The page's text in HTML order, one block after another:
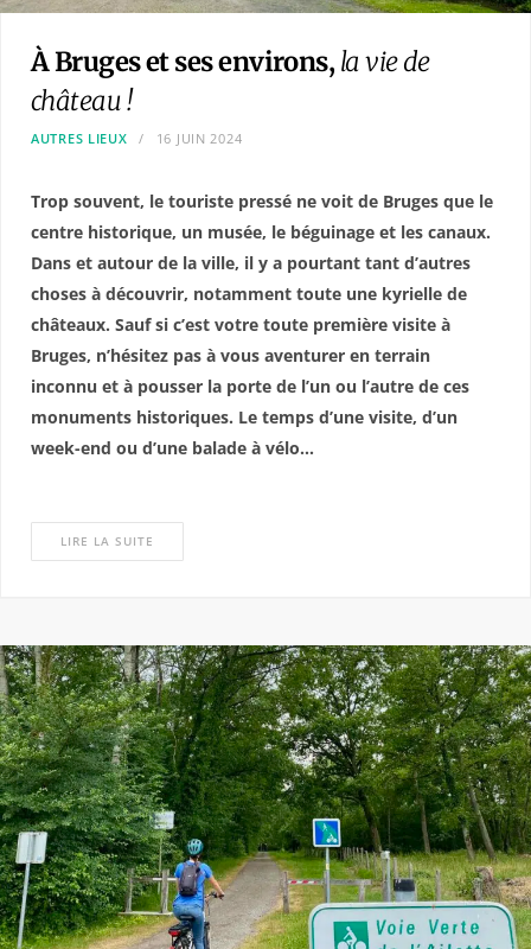
À Bruges et ses environs, la vie de
château !
AUTRES LIEUX 16 JUIN 2024
Trop souvent, le touriste pressé ne voit de Bruges que le
centre historique, un musée, le béguinage et les canaux.
Dans et autour de la ville, il y a pourtant tant d’autres
choses à découvrir, notamment toute une kyrielle de
châteaux. Sauf si c’est votre toute première visite à
Bruges, n’hésitez pas à vous aventurer en terrain
inconnu et à pousser la porte de l’un ou l’autre de ces
monuments historiques. Le temps d’une visite, d’un
week-end ou d’une balade à vélo…
LIRE LA SUITE